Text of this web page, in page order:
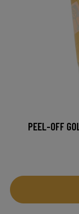
PEEL-OFF